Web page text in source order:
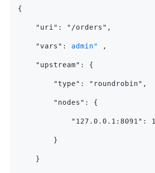
{
    "uri": "/orders",
    "vars":
admin" ,
    "upstream": {
        "type": "roundrobin",
        "nodes": {
            "127.0.0.1:8091": 1
        }
    }